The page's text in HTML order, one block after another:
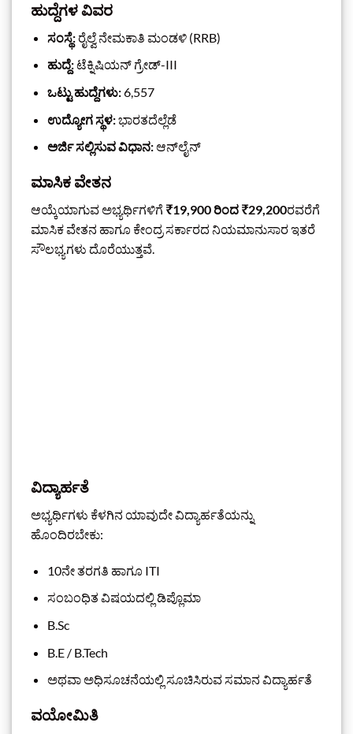
ಹುದ್ದೆಗಳ ವಿವರ
ಸಂಸ್ಥೆ:ರೈಲ್ವೆ ನೇಮಕಾತಿ ಮಂಡಳಿ (RRB)
ಹುದ್ದೆ:ಟೆಕ್ನಿಷಿಯನ್ ಗ್ರೇಡ್-III
ಒಟ್ಟು ಹುದ್ದೆಗಳು:6,557
ಉದ್ಯೋಗ ಸ್ಥಳ:ಭಾರತದೆಲ್ಲೆಡೆ
ಅರ್ಜಿ ಸಲ್ಲಿಸುವ ವಿಧಾನ:ಆನ್‌ಲೈನ್
ಮಾಸಿಕ ವೇತನ
ಆಯ್ಕೆಯಾಗುವ ಅಭ್ಯರ್ಥಿಗಳಿಗೆ ₹19,900 ರಿಂದ ₹29,200ರವರೆಗೆ
ಮಾಸಿಕ ವೇತನ ಹಾಗೂ ಕೇಂದ್ರ ಸರ್ಕಾರದ ನಿಯಮಾನುಸಾರ ಇತರೆ
ಸೌಲಭ್ಯಗಳು ದೊರೆಯುತ್ತವೆ.
ವಿದ್ಯಾರ್ಹತೆ
ಅಭ್ಯರ್ಥಿಗಳು ಕೆಳಗಿನ ಯಾವುದೇ ವಿದ್ಯಾರ್ಹತೆಯನ್ನು
ಹೊಂದಿರಬೇಕು:
10ನೇ ತರಗತಿ ಹಾಗೂ ITI
ಸಂಬಂಧಿತ ವಿಷಯದಲ್ಲಿ ಡಿಪ್ಲೊಮಾ
B.Sc
B.E / B.Tech
ಅಥವಾ ಅಧಿಸೂಚನೆಯಲ್ಲಿ ಸೂಚಿಸಿರುವ ಸಮಾನ ವಿದ್ಯಾರ್ಹತೆ
ವಯೋಮಿತಿ